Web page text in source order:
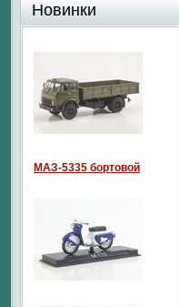
Новинки
МАЗ-5335 бортовой